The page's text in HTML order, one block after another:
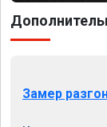
Замер